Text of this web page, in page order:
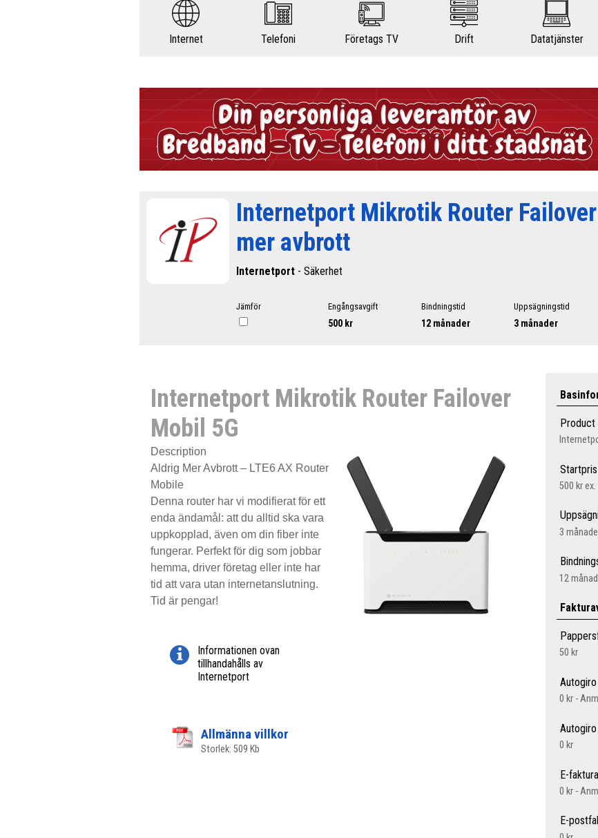
Internet Telefoni Företags TV Drift Datatjänster
Internetport Mikrotik Router
mer avbrott
Internetport - Säkerhet
Jämför Engångsavgift
500 kr
Bindningstid
12 månader
Uppsägningstid
3 månader
Internetport Mikrotik Router Failover
Mobil 5G
Description
Aldrig Mer Avbrott – LTE6 AX Router
Mobile
Denna router har vi modifierat för ett
enda ändamål: att du alltid ska vara
uppkopplad, även om din fiber inte
fungerar. Perfekt för dig som jobbar
hemma, driver företag eller inte har
tid att vara utan internetanslutning.
Tid är pengar!
Informationen ovan
tillhandahålls av
Internetport
Allmänna villkor
Storlek: 509 Kb
Product
Startpris
500 kr
3
12
50 kr
Autogiro
0 kr -
0 kr
E-
0 kr -
E-